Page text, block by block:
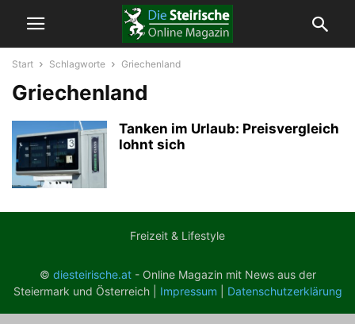
Start Schlagworte Griechenland
Griechenland
Tanken im Urlaub: Preisvergleich
lohnt sich
Freizeit & Lifestyle
© diesteirische.at- Online Magazin mit News aus der
Steiermark und Österreich | Impressum Datenschutzerklärung